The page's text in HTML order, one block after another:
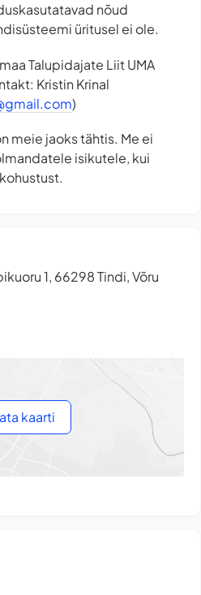
nõud
üritusel ei ole.
Talupidajate Liit UMA
Kristin Krinal
)
meie jaoks tähtis. Me ei
isikutele, kui
1, 66298 Tindi, Võru
kaarti